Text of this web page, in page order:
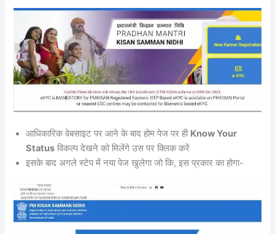
आधिकारिक वेबसाइट पर आने के बाद होम पेज पर ही Know Your
Status विकल्प देखने को मिलेंगे उस पर क्लिक करें
इसके बाद अगले स्टेप में नया पेज खुलेगा जो कि, इस प्रकार का होगा-